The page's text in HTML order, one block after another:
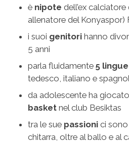
è nipote dell’ex
allenatore del Konyaspor)
i suoi genitori hanno
5 anni
parla fluidamente 5 lingue
tedesco, italiano e
da adolescente ha
basket nel club Besiktas
tra le sue passioni ci sono
chitarra, oltre al ballo e al